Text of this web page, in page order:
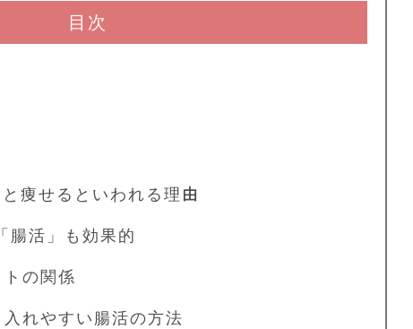
目次
痩せるといわれる理由
腸活」も効果的
の関係
れやすい腸活の方法